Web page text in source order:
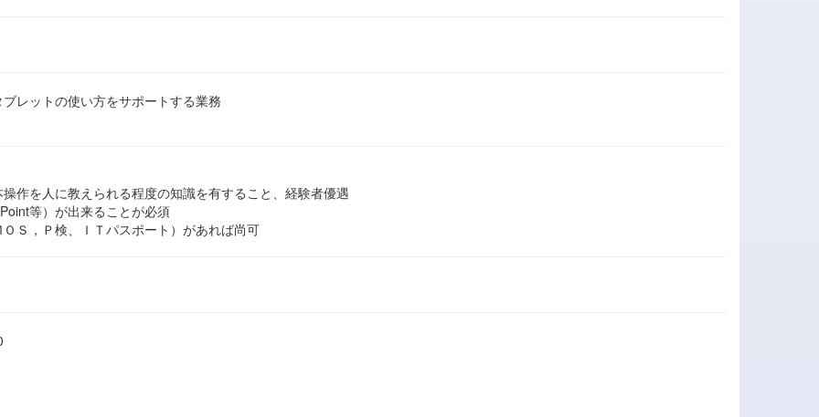
ットの使い方をサポートする業務
に教えられる程度の知識を有すること、経験者優遇
）が出来ることが必須
検、ＩＴパスポート）があれば尚可